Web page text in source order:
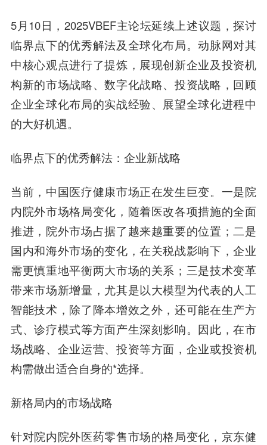
5月10日，2025VBEF主论坛延续上述议题，探讨
临界点下的优秀解法及全球化布局。动脉网对其
中核心观点进行了提炼，展现创新企业及投资机
构新的市场战略、数字化战略、投资战略，回顾
企业全球化布局的实战经验、展望全球化进程中
的大好机遇。
临界点下的优秀解法：企业新战略
当前，中国医疗健康市场正在发生巨变。一是院
内院外市场格局变化，随着医改各项措施的全面
推进，院外市场占据了越来越重要的位置；二是
国内和海外市场的变化，在关税战影响下，企业
需更慎重地平衡两大市场的关系；三是技术变革
带来市场新增量，尤其是以大模型为代表的人工
智能技术，除了降本增效之外，还可能在生产方
式、诊疗模式等方面产生深刻影响。因此，在市
场战略、企业运营、投资等方面，企业或投资机
构需做出适合自身的*选择。
新格局内的市场战略
针对院内院外医药零售市场的格局变化， 京东健